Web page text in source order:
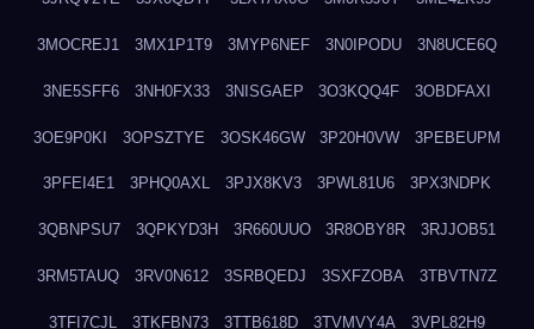
3MOCREJ1 3MX1P1T9 3MYP6NEF 3N0IPODU 3N8UCE6Q
3NE5SFF6 3NH0FX33 3NISGAEP 3O3KQQ4F 3OBDFAXI
3OE9P0KI 3OPSZTYE 3OSK46GW 3P20H0VW 3PEBEUPM
3PFEI4E1 3PHQ0AXL 3PJX8KV3 3PWL81U6 3PX3NDPK
3QBNPSU7 3QPKYD3H 3R660UUO 3R8OBY8R 3RJJOB51
3RM5TAUQ 3RV0N612 3SRBQEDJ 3SXFZOBA 3TBVTN7Z
3TFI7CJL 3TKFBN73 3TTB618D 3TVMVY4A 3VPL82H9